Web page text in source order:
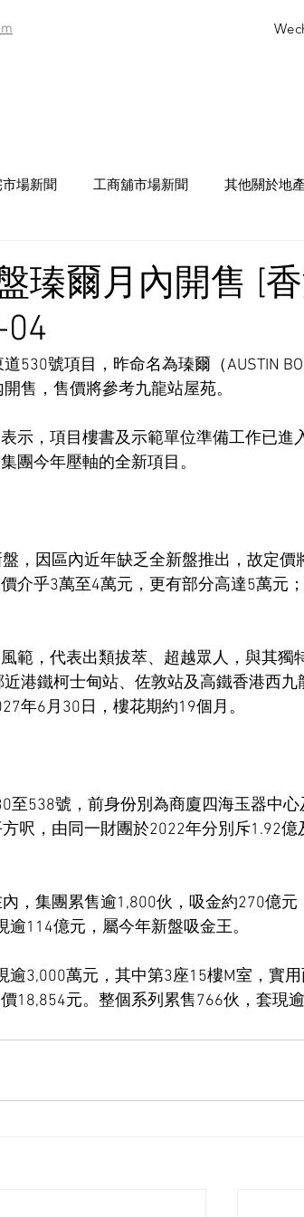
場新聞 工商舖市場新聞 其他關於地
瑧爾月內開售 [
530號項目，昨命名為瑧爾（AUSTIN
售，售價將參考九龍站屋苑。
示，項目樓書及示範單位準備工作已進
團今年壓軸的全新項目。
，因區內近年缺乏全新盤推出，故定價
介乎3萬至4萬元，更有部分高達5萬元
範，代表出類拔萃、超越眾人，與其獨
港鐵柯士甸站、佐敦站及高鐵香港西九
年6月30日，樓花期約19個月。
至538號，前身份別為商廈四海玉器中
呎，由同一財團於2022年分別斥1.92億
，集團累售逾1,800伙，吸金約270億元
114億元，屬今年新盤吸金王。
逾3,000萬元，其中第3座15樓M室，實
18,854元。整個系列累售766伙，套現逾